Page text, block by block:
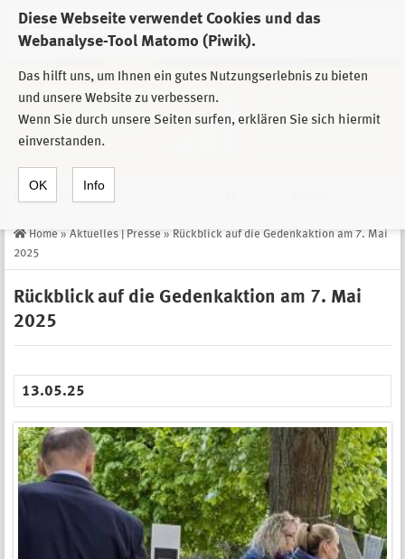
Diese Webseite verwendet Cookies und das
Webanalyse-Tool Matomo (Piwik).
Das hilft uns, um Ihnen ein gutes Nutzungserlebnis zu bieten
und unsere Website zu verbessern.
Wenn Sie durch unsere Seiten surfen, erklären Sie sich hiermit
einverstanden.
OK Info
Zur Auswahl der Einrichtungen der
Stiftung Sächsische Gedenkstätten
Home » Aktuelles | Presse » Rückblick auf die Gedenkaktion am 7. Mai
2025
Rückblick auf die Gedenkaktion am 7. Mai
2025
13.05.25